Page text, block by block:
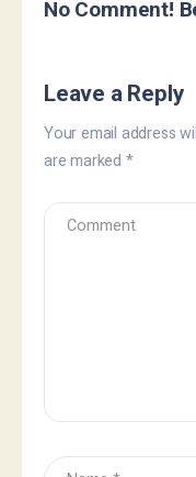
No Comment!
Leave a Reply
Your email address
are marked *